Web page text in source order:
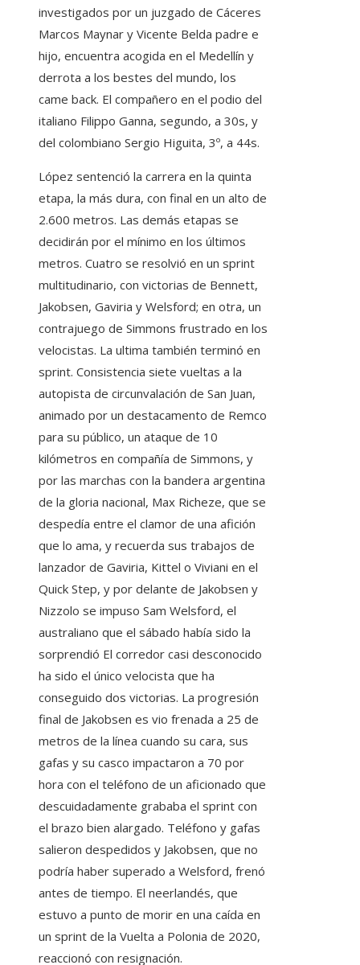
investigados por un juzgado de Cáceres
Marcos Maynar y Vicente Belda padre e
hijo, encuentra acogida en el Medellín y
derrota a los bestes del mundo, los
came back. El compañero en el podio del
italiano Filippo Ganna, segundo, a 30s, y
del colombiano Sergio Higuita, 3º, a 44s.
López sentenció la carrera en la quinta
etapa, la más dura, con final en un alto de
2.600 metros. Las demás etapas se
decidirán por el mínimo en los últimos
metros. Cuatro se resolvió en un sprint
multitudinario, con victorias de Bennett,
Jakobsen, Gaviria y Welsford; en otra, un
contrajuego de Simmons frustrado en los
velocistas. La ultima también terminó en
sprint. Consistencia siete vueltas a la
autopista de circunvalación de San Juan,
animado por un destacamento de Remco
para su público, un ataque de 10
kilómetros en compañía de Simmons, y
por las marchas con la bandera argentina
de la gloria nacional, Max Richeze, que se
despedía entre el clamor de una afición
que lo ama, y ​​recuerda sus trabajos de
lanzador de Gaviria, Kittel o Viviani en el
Quick Step, y por delante de Jakobsen y
Nizzolo se impuso Sam Welsford, el
australiano que el sábado había sido la
sorprendió El corredor casi desconocido
ha sido el único velocista que ha
conseguido dos victorias. La progresión
final de Jakobsen es vio frenada a 25 de
metros de la línea cuando su cara, sus
gafas y su casco impactaron a 70 por
hora con el teléfono de un aficionado que
descuidadamente grababa el sprint con
el brazo bien alargado. Teléfono y gafas
salieron despedidos y Jakobsen, que no
podría haber superado a Welsford, frenó
antes de tiempo. El neerlandés, que
estuvo a punto de morir en una caída en
un sprint de la Vuelta a Polonia de 2020,
reaccionó con resignación.